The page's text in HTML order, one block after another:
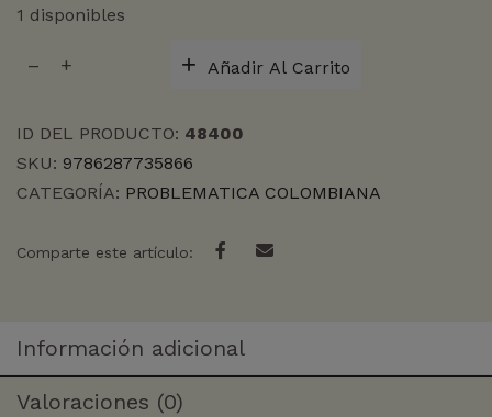
1 disponibles
cantidad
Añadir Al Carrito
ID DEL PRODUCTO: 48400
SKU: 9786287735866
CATEGORÍA: PROBLEMATICA COLOMBIANA
Comparte este artículo:
Información adicional
Valoraciones (0)